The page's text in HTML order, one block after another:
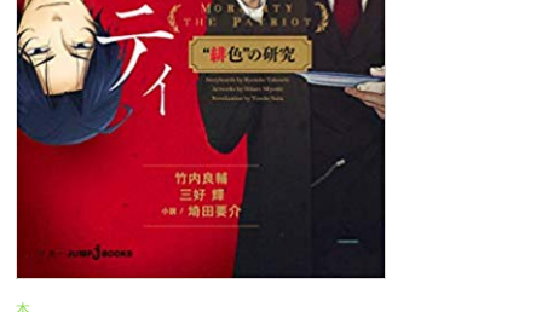
遊
び
竹
内
良
三
／